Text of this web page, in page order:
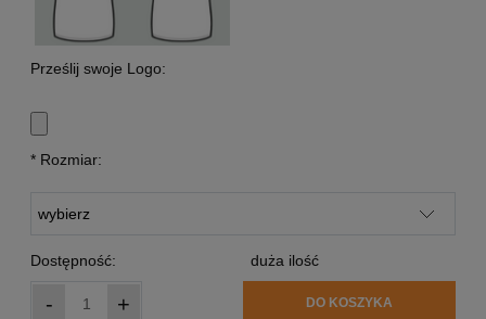
Prześlij swoje Logo:
* Rozmiar:
Dostępność: duża ilość
- + DO KOSZYKA